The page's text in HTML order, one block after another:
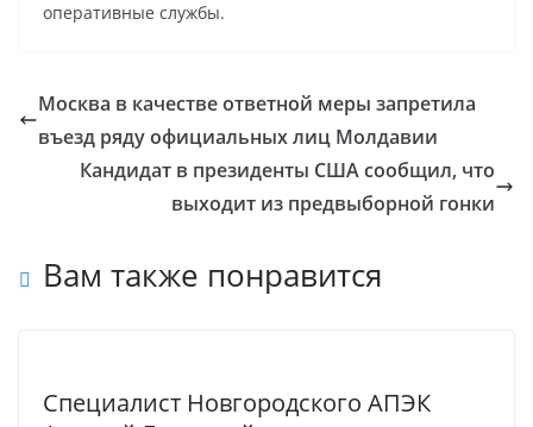
оперативные службы.
Москва в качестве ответной меры запретила
въезд ряду официальных лиц Молдавии
Кандидат в президенты США сообщил, что
выходит из предвыборной гонки
Вам также понравится
Специалист Новгородского АПЭК